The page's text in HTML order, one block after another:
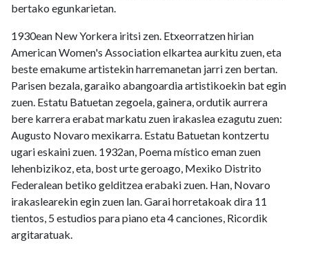
bertako egunkarietan.
1930ean New Yorkera iritsi zen. Etxeorratzen hirian
American Women's Association elkartea aurkitu zuen, eta
beste emakume artistekin harremanetan jarri zen bertan.
Parisen bezala, garaiko abangoardia artistikoekin bat egin
zuen. Estatu Batuetan zegoela, gainera, ordutik aurrera
bere karrera erabat markatu zuen irakaslea ezagutu zuen:
Augusto Novaro mexikarra. Estatu Batuetan kontzertu
ugari eskaini zuen. 1932an, Poema místico eman zuen
lehenbizikoz, eta, bost urte geroago, Mexiko Distrito
Federalean betiko gelditzea erabaki zuen. Han, Novaro
irakaslearekin egin zuen lan. Garai horretakoak dira 11
tientos, 5 estudios para piano eta 4 canciones, Ricordik
argitaratuak.